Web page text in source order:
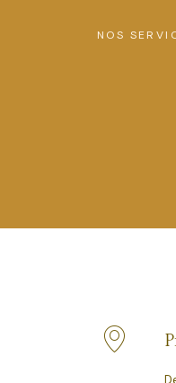
NOS